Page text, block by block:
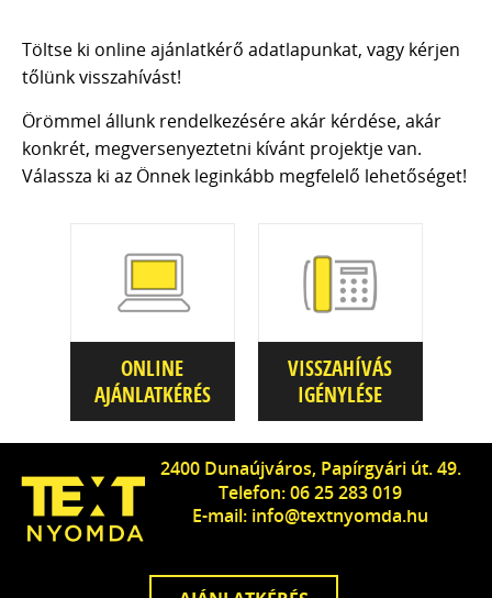
Töltse ki online ajánlatkérő adatlapunkat, vagy kérjen
tőlünk visszahívást!
Örömmel állunk rendelkezésére akár kérdése, akár
konkrét, megversenyeztetni kívánt projektje van.
Válassza ki az Önnek leginkább megfelelő lehetőséget!
ONLINE
AJÁNLATKÉRÉS
VISSZAHÍVÁS
IGÉNYLÉSE
2400 Dunaújváros, Papírgyári út. 49.
Telefon: 06 25 283 019
E-mail: info@textnyomda.hu